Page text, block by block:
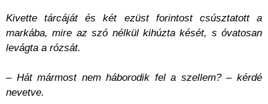
Kivette tárcáját és két ezüst forintost csúsztatott a
markába, mire az szó nélkül kihúzta kését, s óvatosan
levágta a rózsát.
– Hát mármost nem háborodik fel a szellem? – kérdé
nevetve.